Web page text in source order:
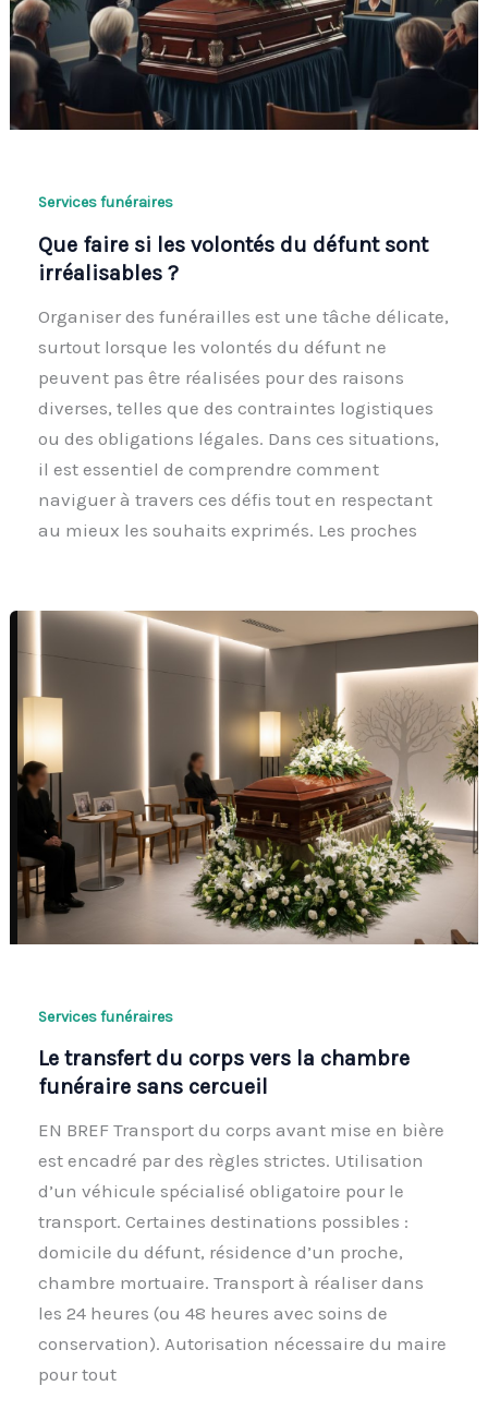
Services funéraires
Que faire si les volontés du défunt sont
irréalisables ?
Organiser des funérailles est une tâche délicate,
surtout lorsque les volontés du défunt ne
peuvent pas être réalisées pour des raisons
diverses, telles que des contraintes logistiques
ou des obligations légales. Dans ces situations,
il est essentiel de comprendre comment
naviguer à travers ces défis tout en respectant
au mieux les souhaits exprimés. Les proches
Services funéraires
Le transfert du corps vers la chambre
funéraire sans cercueil
EN BREF Transport du corps avant mise en bière
est encadré par des règles strictes. Utilisation
d’un véhicule spécialisé obligatoire pour le
transport. Certaines destinations possibles :
domicile du défunt, résidence d’un proche,
chambre mortuaire. Transport à réaliser dans
les 24 heures (ou 48 heures avec soins de
conservation). Autorisation nécessaire du maire
pour tout